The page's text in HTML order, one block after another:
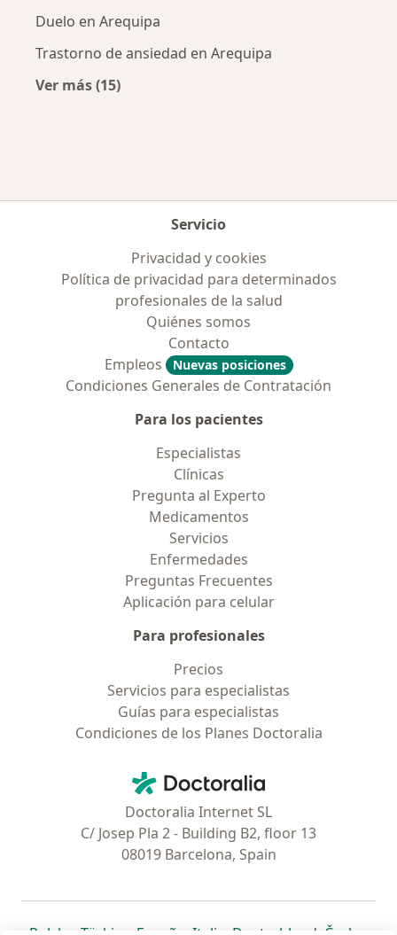
Duelo en Arequipa
Trastorno de ansiedad en Arequipa
Ver más (15)
Servicio
Privacidad y cookies
Política de privacidad para determinados
profesionales de la salud
Quiénes somos
Contacto
Empleos
Nuevas posiciones
Condiciones Generales de Contratación
Para los pacientes
Especialistas
Clínicas
Pregunta al Experto
Medicamentos
Servicios
Enfermedades
Preguntas Frecuentes
Aplicación para celular
Para profesionales
Precios
Servicios para especialistas
Guías para especialistas
Condiciones de los Planes Doctoralia
Doctoralia - Página de inicio
Doctoralia Internet SL
C/ Josep Pla 2 - Building B2, floor 13
08019 Barcelona, Spain